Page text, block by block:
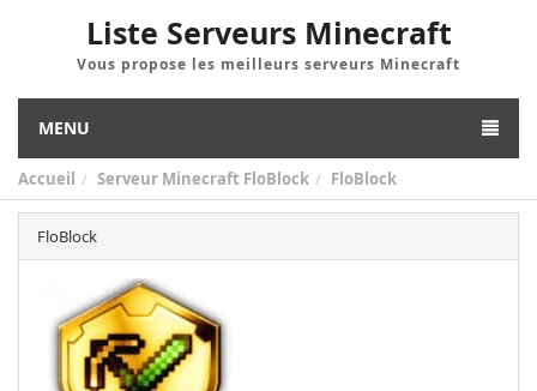
Liste Serveurs Minecraft
Vous propose les meilleurs serveurs Minecraft
MENU
Accueil Serveur Minecraft FloBlock FloBlock
FloBlock